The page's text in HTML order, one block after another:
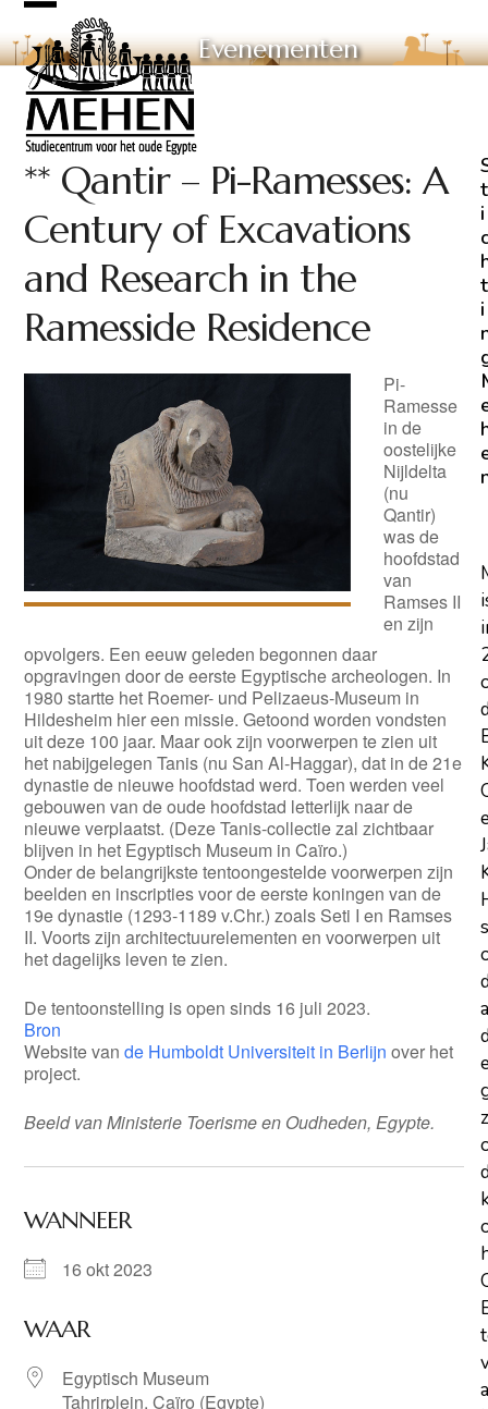
Skip
to
content
Open
mobile
menu
Close
mobile
menu
Evenementen
** Qantir – Pi-Ramesses: A
Century of Excavations
and Research in the
Ramesside Residence
Pi-
Ramesse
in de
oostelijke
Nijldelta
(nu
Qantir)
was de
hoofdstad
van
Ramses II
en zijn
opvolgers. Een eeuw geleden begonnen daar
opgravingen door de eerste Egyptische archeologen. In
1980 startte het Roemer- und Pelizaeus-Museum in
Hildesheim hier een missie. Getoond worden vondsten
uit deze 100 jaar. Maar ook zijn voorwerpen te zien uit
het nabijgelegen Tanis (nu San Al-Haggar), dat in de 21e
dynastie de nieuwe hoofdstad werd. Toen werden veel
gebouwen van de oude hoofdstad letterlijk naar de
nieuwe verplaatst. (Deze Tanis-collectie zal zichtbaar
blijven in het Egyptisch Museum in Caïro.)
Onder de belangrijkste tentoongestelde voorwerpen zijn
beelden en inscripties voor de eerste koningen van de
19e dynastie (1293-1189 v.Chr.) zoals Seti I en Ramses
II. Voorts zijn architectuurelementen en voorwerpen uit
het dagelijks leven te zien.
De tentoonstelling is open sinds 16 juli 2023.
Bron
Website vande Humboldt Universiteit in Berlijn over het
project.
Beeld van Ministerie Toerisme en Oudheden, Egypte.
WANNEER
16 okt 2023
WAAR
Egyptisch Museum
Tahrirplein, Caïro (Egypte)
t
i
t
i